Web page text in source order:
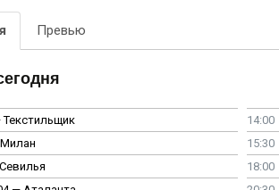
Превью
Текстильщик 14:00
15:30
18:00